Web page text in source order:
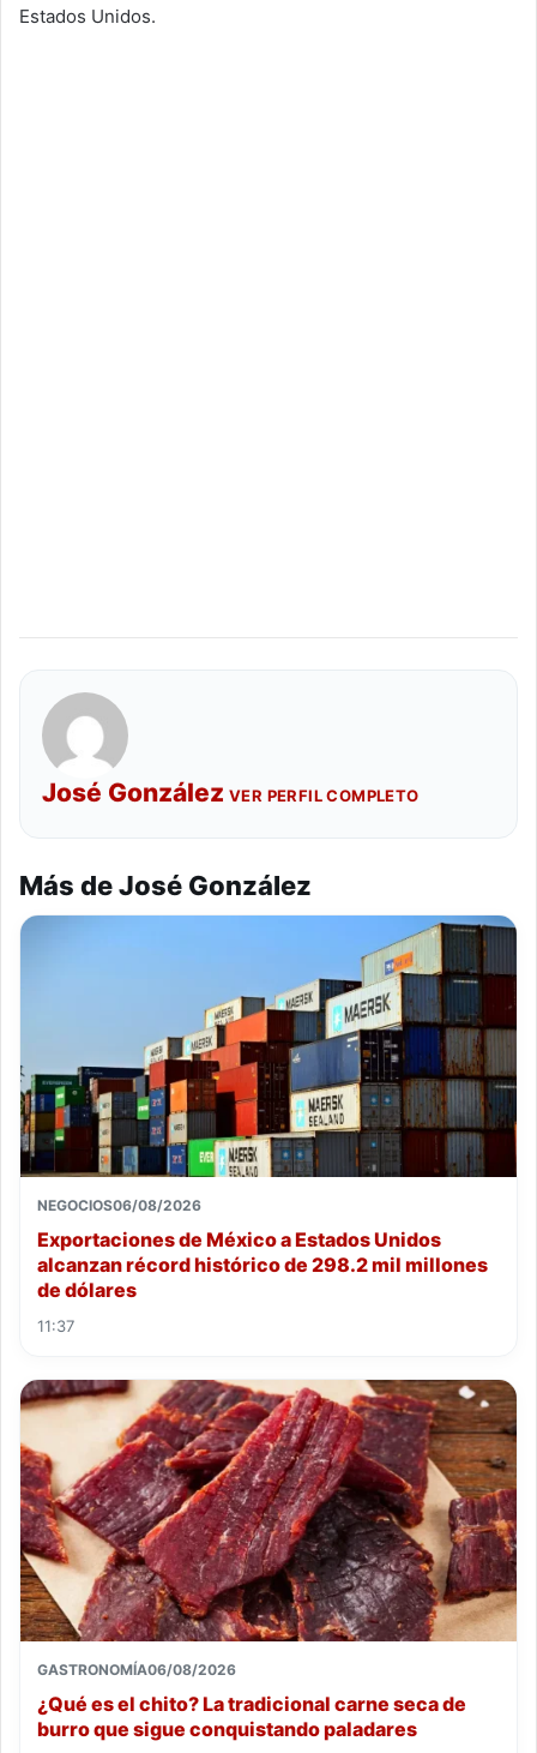
Estados Unidos.
José González VER PERFIL COMPLETO
Más de José González
NEGOCIOS06/08/2026
Exportaciones de México a Estados Unidos
alcanzan récord histórico de 298.2 mil millones
de dólares
11:37
GASTRONOMÍA06/08/2026
¿Qué es el chito? La tradicional carne seca de
burro que sigue conquistando paladares